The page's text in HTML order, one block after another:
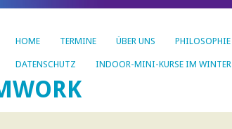
HOME TERMINE ÜBER UNS PHILOSOPHIE
DATENSCHUTZ INDOOR-MINI-KURSE IM WINTER